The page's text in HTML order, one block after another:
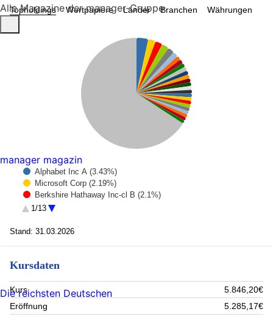
Topholdings Wertpapiere Länder Branchen Währungen
Alphabet Inc A (3.43%)
Microsoft Corp (2.19%)
Berkshire Hathaway Inc-cl B (2.1%)
APPLE INC (2.09%)
Meta Platforms inc (1.51%)
Reckitt Benckiser Group plc (1.24%)
BioNTech SE Nam.-Akt.(sp.ADRs)1/o.N. (1.17%)
FLEX LTD (1.13%)
1/13
Stand: 31.03.2026
Kursdaten
Kurs
5.846,20€
Eröffnung
5.285,17€
Alle Magazine der manager-Gruppe
manager magazin
Die reichsten Deutschen